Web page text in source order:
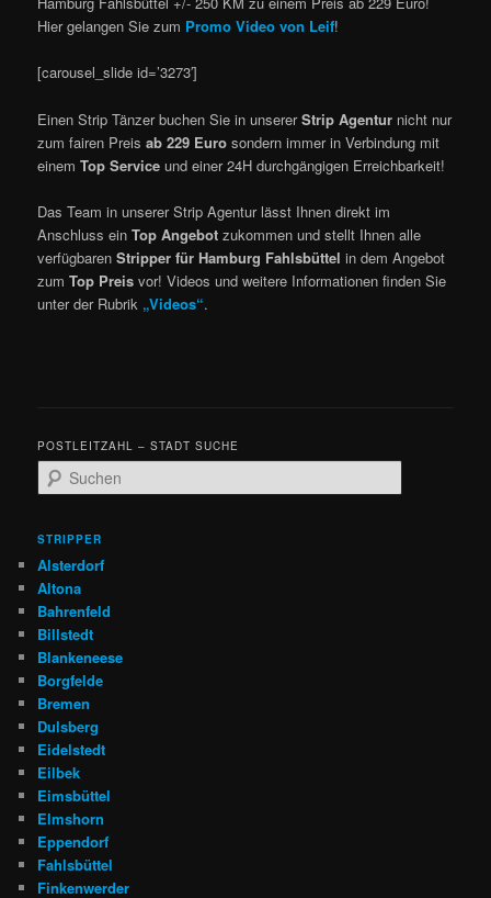
Hier gelangen Sie zum Promo Video von Leif!
[carousel_slide id=’3273′]
Einen Strip Tänzer buchen Sie in unsererStrip Agentur nicht nur
zum fairen Preisab 229 Euro sondern immer in Verbindung mit
einemTop Service und einer 24H durchgängigen Erreichbarkeit!
Das Team in unserer Strip Agentur lässt Ihnen direkt im
Anschluss einTop Angebot zukommen und stellt Ihnen alle
verfügbarenStripper für Hamburg Fahlsbüttel in dem Angebot
zumTop Preis vor! Videos und weitere Informationen finden Sie
unter der Rubrik „Videos“.
POSTLEITZAHL – STADT SUCHE
Suchen
STRIPPER
Alsterdorf
Altona
Bahrenfeld
Billstedt
Blankeneese
Borgfelde
Bremen
Dulsberg
Eidelstedt
Eilbek
Eimsbüttel
Elmshorn
Eppendorf
Fahlsbüttel
Finkenwerder